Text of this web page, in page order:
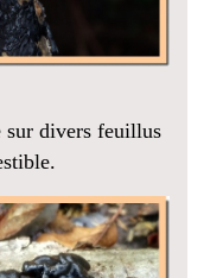
sur divers feuillus